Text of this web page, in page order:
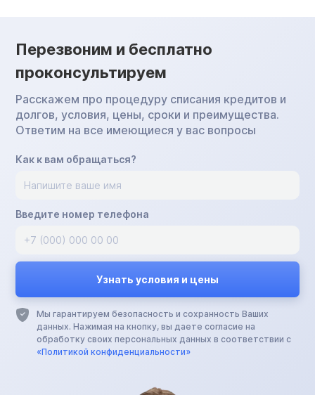
Перезвоним и бесплатно
проконсультируем
Расскажем про процедуру списания кредитов и
долгов, условия, цены, сроки и преимущества.
Ответим на все имеющиеся у вас вопросы
Как к вам обращаться?
Введите номер телефона
Мы гарантируем безопасность и сохранность Ваших
данных. Нажимая на кнопку, вы даете согласие на
обработку своих персональных данных в соответствии с
«Политикой конфиденциальности»